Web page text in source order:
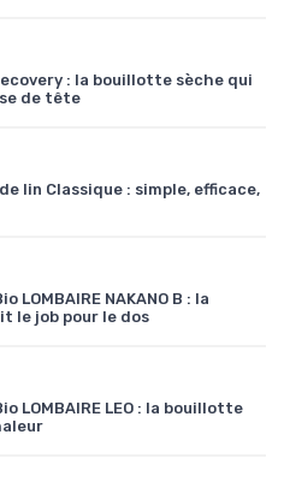
: la bouillotte sèche qui
de tête
lin Classique : simple, efficace,
NAKANO B : la
le job pour le dos
LOMBAIRE LEO : la bouillotte